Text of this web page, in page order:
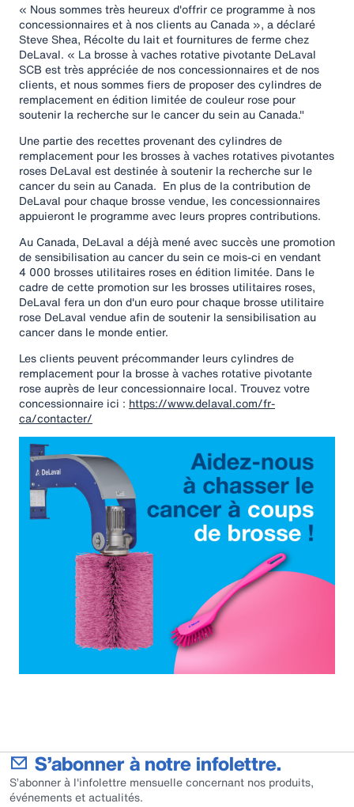
« Nous sommes très heureux d'offrir ce programme à nos
concessionnaires et à nos clients au Canada », a déclaré
Steve Shea, Récolte du lait et fournitures de ferme chez
DeLaval. « La brosse à vaches rotative pivotante DeLaval
SCB est très appréciée de nos concessionnaires et de nos
clients, et nous sommes fiers de proposer des cylindres de
remplacement en édition limitée de couleur rose pour
soutenir la recherche sur le cancer du sein au Canada."
Une partie des recettes provenant des cylindres de
remplacement pour les brosses à vaches rotatives pivotantes
roses DeLaval est destinée à soutenir la recherche sur le
cancer du sein au Canada. En plus de la contribution de
DeLaval pour chaque brosse vendue, les concessionnaires
appuieront le programme avec leurs propres contributions.
Au Canada, DeLaval a déjà mené avec succès une promotion
de sensibilisation au cancer du sein ce mois-ci en vendant
4 000 brosses utilitaires roses en édition limitée. Dans le
cadre de cette promotion sur les brosses utilitaires roses,
DeLaval fera un don d'un euro pour chaque brosse utilitaire
rose DeLaval vendue afin de soutenir la sensibilisation au
cancer dans le monde entier.
Les clients peuvent précommander leurs cylindres de
remplacement pour la brosse à vaches rotative pivotante
rose auprès de leur concessionnaire local. Trouvez votre
concessionnaire ici : https://www.delaval.com/fr-
ca/contacter/
S’abonner à notre infolettre.
S’abonner à l'infolettre mensuelle concernant nos produits,
événements et actualités.